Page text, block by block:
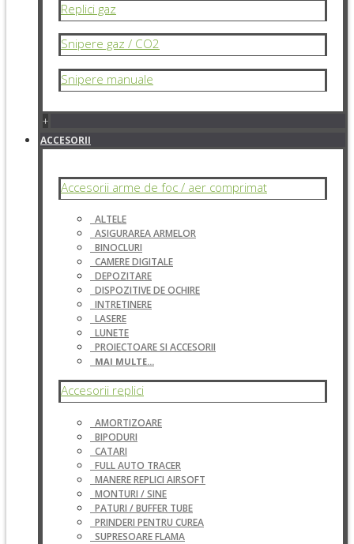
Replici gaz
Snipere gaz / CO2
Snipere manuale
+
ACCESORII
Accesorii arme de foc / aer comprimat
ALTELE
ASIGURAREA ARMELOR
BINOCLURI
CAMERE DIGITALE
DEPOZITARE
DISPOZITIVE DE OCHIRE
INTRETINERE
LASERE
LUNETE
PROIECTOARE SI ACCESORII
MAI MULTE...
Accesorii replici
AMORTIZOARE
BIPODURI
CATARI
FULL AUTO TRACER
MANERE REPLICI AIRSOFT
MONTURI / SINE
PATURI / BUFFER TUBE
PRINDERI PENTRU CUREA
SUPRESOARE FLAMA